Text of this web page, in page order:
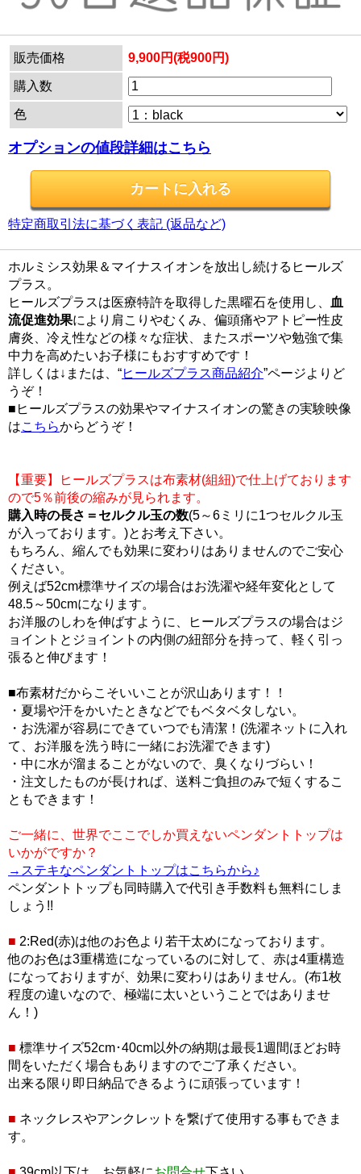
販売価格 9,900円(税900円)
購入数
色
オプションの値段詳細はこちら
特定商取引法に基づく表記 (返品など)
ホルミシス効果＆マイナスイオンを放出し続けるヒールズ
プラス。
ヒールズプラスは医療特許を取得した黒曜石を使用し、
血
流促進効果により肩こりやむくみ、偏頭痛やアトピー性皮
膚炎、冷え性などの様々な症状、またスポーツや勉強で集
中力を高めたいお子様にもおすすめです！
詳しくは↓または、“ヒールズプラス商品紹介”ページよりど
うぞ！
■ヒールズプラスの効果やマイナスイオンの驚きの実験映像
はこちらからどうぞ！
【重要】ヒールズプラスは布素材(組紐)で仕上げております
ので5％前後の縮みが見られます。
購入時の長さ＝セルクル玉の数(5～6ミリに1つセルクル玉
が入っております。)とお考え下さい。
もちろん、縮んでも効果に変わりはありませんのでご安心
ください。
例えば52cm標準サイズの場合はお洗濯や経年変化として
48.5～50cmになります。
お洋服のしわを伸ばすように、ヒールズプラスの場合はジ
ョイントとジョイントの内側の紐部分を持って、軽く引っ
張ると伸びます！
■布素材だからこそいいことが沢山あります！！
・夏場や汗をかいたときなどでもベタベタしない。
・お洗濯が容易にできていつでも清潔！(洗濯ネットに入れ
て、お洋服を洗う時に一緒にお洗濯できます)
・中に水が溜まることがないので、臭くなりづらい！
・注文したものが長ければ、送料ご負担のみで短くするこ
ともできます！
ご一緒に、世界でここでしか買えないペンダントトップは
いかがですか？
→ステキなペンダントトップはこちらから♪
ペンダントトップも同時購入で代引き手数料も無料にしま
しょう!!
■ 2:Red(赤)は他のお色より若干太めになっております。
他のお色は3重構造になっているのに対して、赤は4重構造
になっておりますが、効果に変わりはありません。(布1枚
程度の違いなので、極端に太いということではありませ
ん！)
■ 標準サイズ52cm･40cm以外の納期は最長1週間ほどお時
間をいただく場合もありますのでご了承ください。
出来る限り即日納品できるように頑張っています！
■ ネックレスやアンクレットを繋げて使用する事もできま
す。